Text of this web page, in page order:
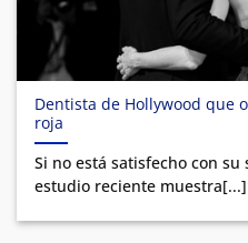
Dentista de Hollywood que
roja
Si no está satisfecho con
estudio reciente muestra[...]